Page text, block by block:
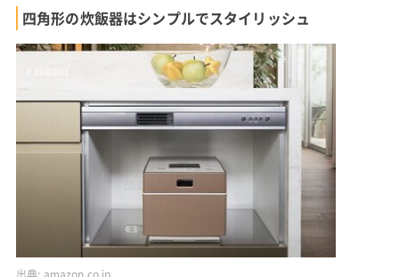
四角形の炊飯器はシンプルでスタイリッシュ